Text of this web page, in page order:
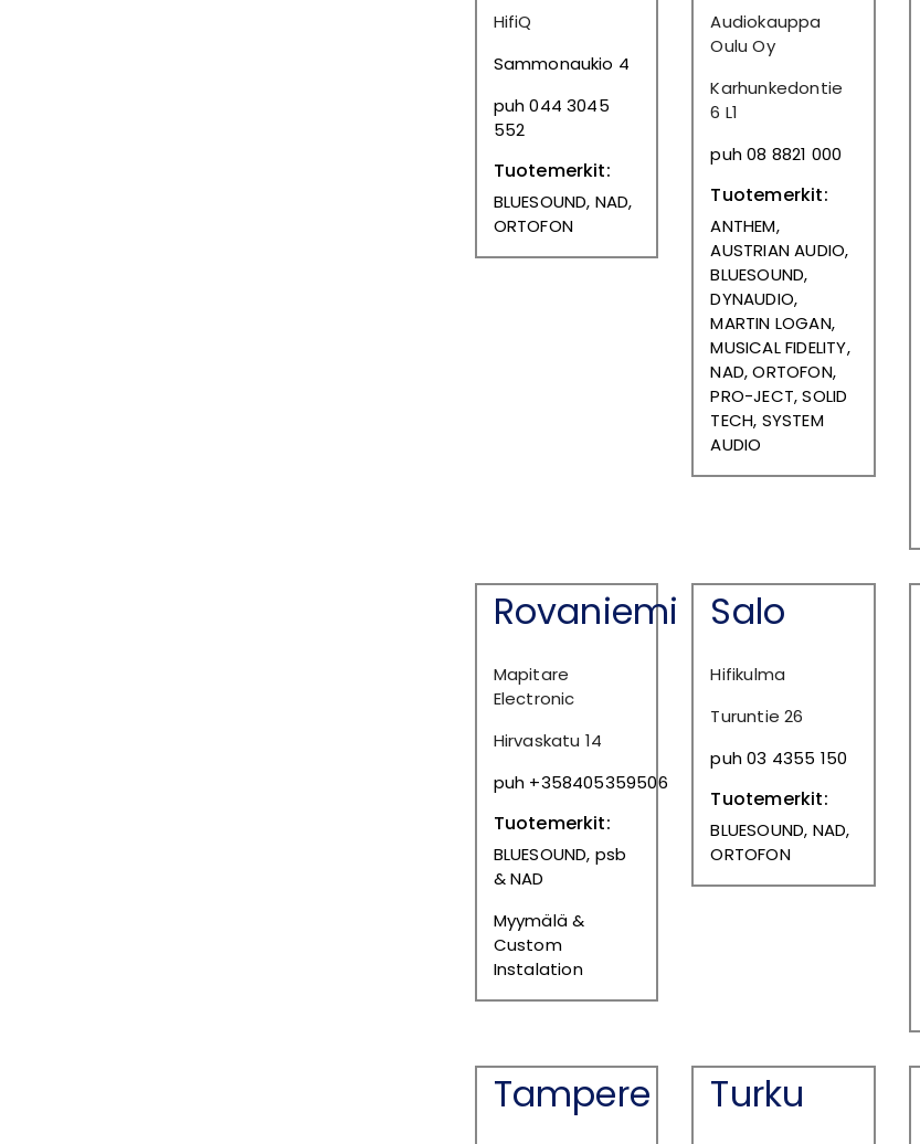
HifiQ
Sammonaukio 4
puh 044 3045
552
Tuotemerkit:
BLUESOUND, NAD,
ORTOFON
Audiokauppa
Oulu Oy
Karhunkedontie
6 L1
puh 08 8821 000
Tuotemerkit:
ANTHEM,
AUSTRIAN AUDIO,
BLUESOUND,
DYNAUDIO,
MARTIN LOGAN,
MUSICAL FIDELITY,
NAD, ORTOFON,
PRO-JECT, SOLID
TECH, SYSTEM
AUDIO
Rovaniemi
Mapitare
Electronic
Hirvaskatu 14
puh +358405359506
Tuotemerkit:
BLUESOUND, psb
& NAD
Myymälä &
Custom
Instalation
Salo
Hifikulma
Turuntie 26
puh 03 4355 150
Tuotemerkit:
BLUESOUND, NAD,
ORTOFON
Tampere Turku